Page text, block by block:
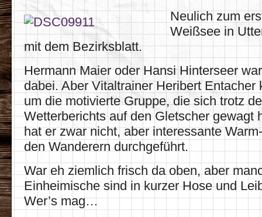
Neulich zum
Weißsee in
mit dem Bezirksblatt.
Hermann Maier oder Hansi Hinterseer
dabei. Aber Vitaltrainer Heribert Entacher
um die motivierte Gruppe, die sich trotz
Wetterberichts auf den Gletscher gewagt
hat er zwar nicht, aber interessante
den Wanderern durchgeführt.
War eh ziemlich frisch da oben, aber
Einheimische sind in kurzer Hose und
Wer’s mag…